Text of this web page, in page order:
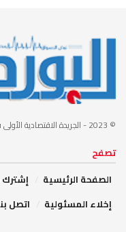
© 2023 - الجريدة الاقتصادية
تصفح
الصفحة الرئيسية
إشترك
إخلاء المسئولية
اتصل